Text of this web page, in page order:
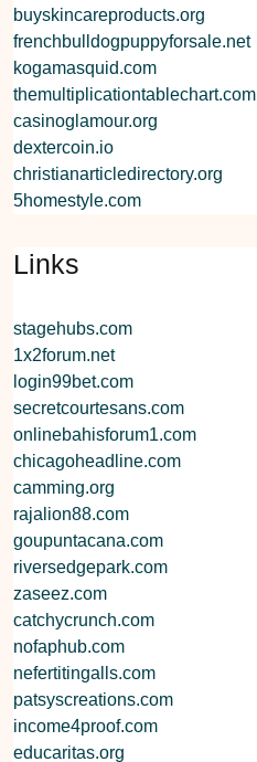
buyskincareproducts.org
frenchbulldogpuppyforsale.net
kogamasquid.com
themultiplicationtablechart.com
casinoglamour.org
dextercoin.io
christianarticledirectory.org
5homestyle.com
Links
stagehubs.com
1x2forum.net
login99bet.com
secretcourtesans.com
onlinebahisforum1.com
chicagoheadline.com
camming.org
rajalion88.com
goupuntacana.com
riversedgepark.com
zaseez.com
catchycrunch.com
nofaphub.com
nefertitingalls.com
patsyscreations.com
income4proof.com
educaritas.org